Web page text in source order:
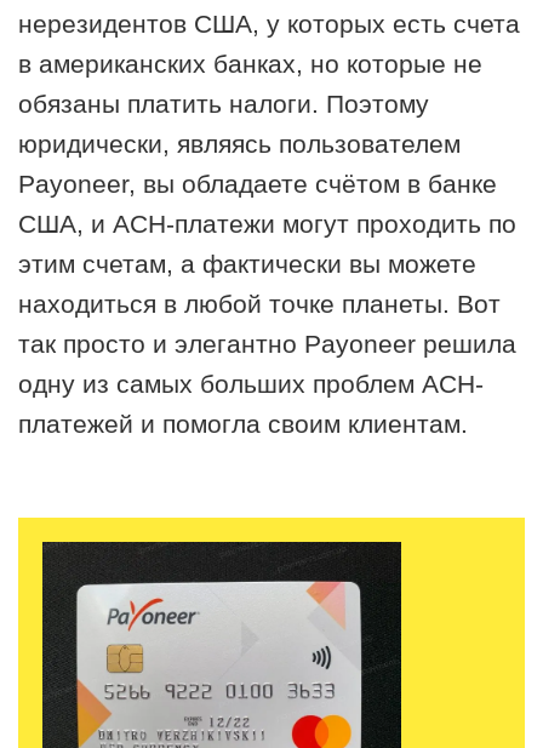
нерезидентов США, у которых есть счета
в американских банках, но которые не
обязаны платить налоги. Поэтому
юридически, являясь пользователем
Payoneer, вы обладаете счётом в банке
США, и АСН-платежи могут проходить по
этим счетам, а фактически вы можете
находиться в любой точке планеты. Вот
так просто и элегантно Payoneer решила
одну из самых больших проблем АСН-
платежей и помогла своим клиентам.